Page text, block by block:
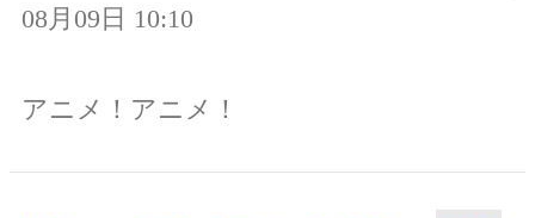
08月09日 10:10
アニメ！アニメ！